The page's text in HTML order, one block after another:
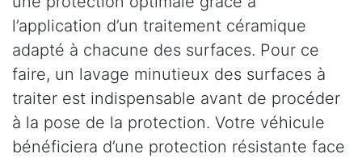
l’application d’un traitement céramique
adapté à chacune des surfaces. Pour ce
faire, un lavage minutieux des surfaces à
traiter est indispensable avant de procéder
à la pose de la protection. Votre véhicule
bénéficiera d’une protection résistante face